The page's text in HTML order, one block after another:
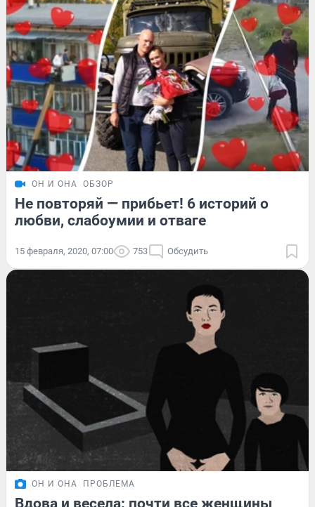
ОН И ОНА ОБЗОР
Не повторяй — прибьет! 6 историй о
любви, слабоумии и отваге
15 февраля, 2020, 07:00 753 Обсудить
ОН И ОНА ПРОБЛЕМА
Вдова и весела: почти все женщины